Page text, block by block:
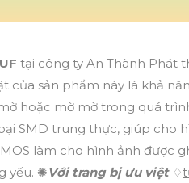
tại công ty An Thành Phát
của sản phẩm này là khả
hoặc mờ mờ trong quá
SMD trung thực, giúp cho
làm cho hình ảnh được
yếu. ✺Với trang bị ưu việt♢